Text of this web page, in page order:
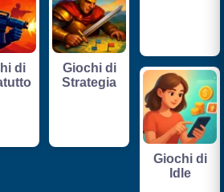
di
Giochi di
Strategia
Giochi di
Idle